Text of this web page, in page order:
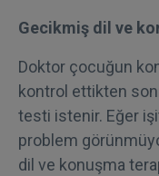
Gecikmiş dil ve
Doktor çocuğun
kontrol ettikten
testi istenir. Eğer
problem
dil ve konuşma